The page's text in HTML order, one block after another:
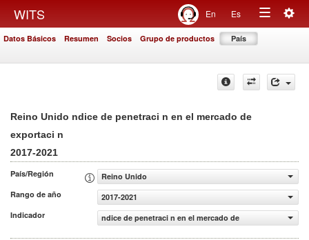
WITS En Es
Toggle
Datos Básicos Resumen Socios Grupo de productos País
Reino Unido ndice de penetraci n en el mercado de
exportaci n
2017-2021
País/Región
Reino Unido
Rango de año
2017-2021
Indicador
ndice de penetraci n en el mercado de exportaci n